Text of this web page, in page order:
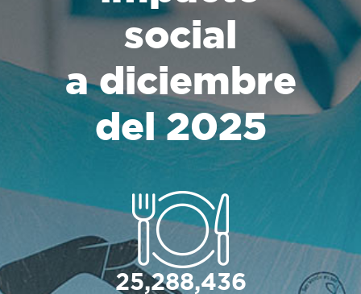
social
a diciembre
del 2025
25,288,436